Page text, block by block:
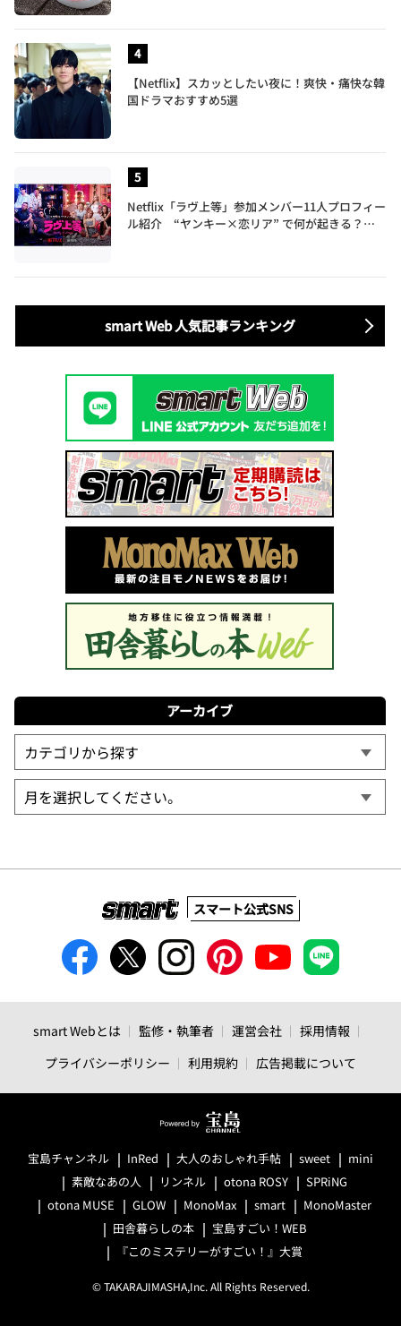
【Netflix】スカッとしたい夜に！爽快・痛快な韓
国ドラマおすすめ5選
Netflix「ラヴ上等」参加メンバー11人プロフィー
ル紹介 “ヤンキー×恋リア” で何が起きる？地
smart Web 人気記事ランキング
アーカイブ
スマート公式SNS
smart Webとは 監修・執筆者 運営会社
採用情報
プライバシーポリシー
利用規約 広告掲載について
宝島チャンネル InRed 大人のおしゃれ手帖 sweet
mini
素敵なあの人
リンネル otona ROSY
SPRiNG
otona MUSE
GLOW MonoMax smart
MonoMaster
田舎暮らしの本
宝島すごい！WEB
『このミステリーがすごい！』大賞
© TAKARAJIMASHA,Inc. All Rights Reserved.